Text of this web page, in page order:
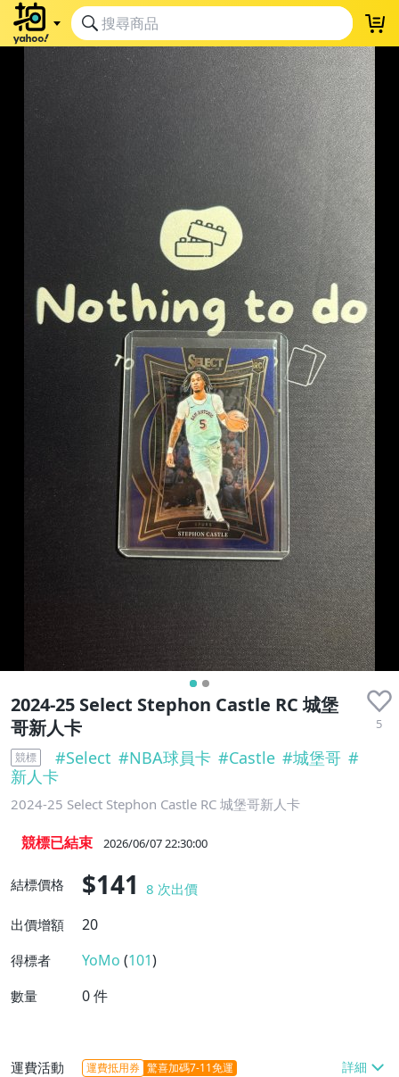
2024-25 Select Stephon Castle RC 城堡
哥新人卡
5
競標 #Select #NBA球員卡 #Castle #城堡哥 #
新人卡
2024-25 Select Stephon Castle RC 城堡哥新人卡
競標已結束 2026/06/07 22:30:00
結標價格 $141 8 次出價
出價增額
20
得標者 YoMo (101)
數量 0件
運費活動 運費抵用券 驚喜加碼7-11免運